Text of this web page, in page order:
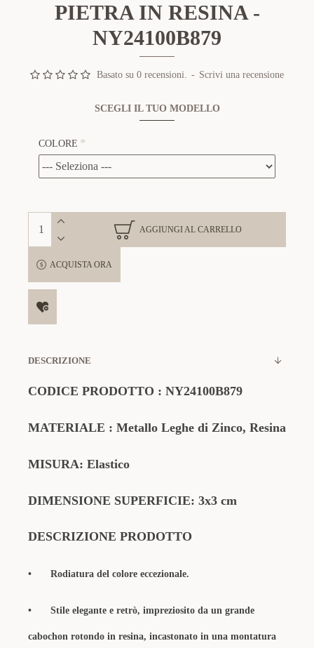
PIETRA IN RESINA -
NY24100B879
Basato su 0 recensioni. - Scrivi una recensione
SCEGLI IL TUO MODELLO
COLORE
AGGIUNGI AL CARRELLO
ACQUISTA ORA
DESCRIZIONE
CODICE PRODOTTO : NY24100B879
MATERIALE : Metallo Leghe di Zinco, Resina
MISURA: Elastico
DIMENSIONE SUPERFICIE: 3x3 cm
DESCRIZIONE PRODOTTO
• Rodiatura del colore eccezionale.
• Stile elegante e retrò, impreziosito da un grande
cabochon rotondo in resina, incastonato in una montatura